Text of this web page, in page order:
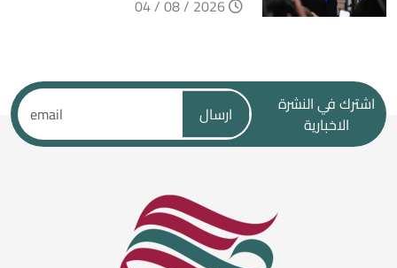
اشترك في النشرة
الاخبارية
ارسال